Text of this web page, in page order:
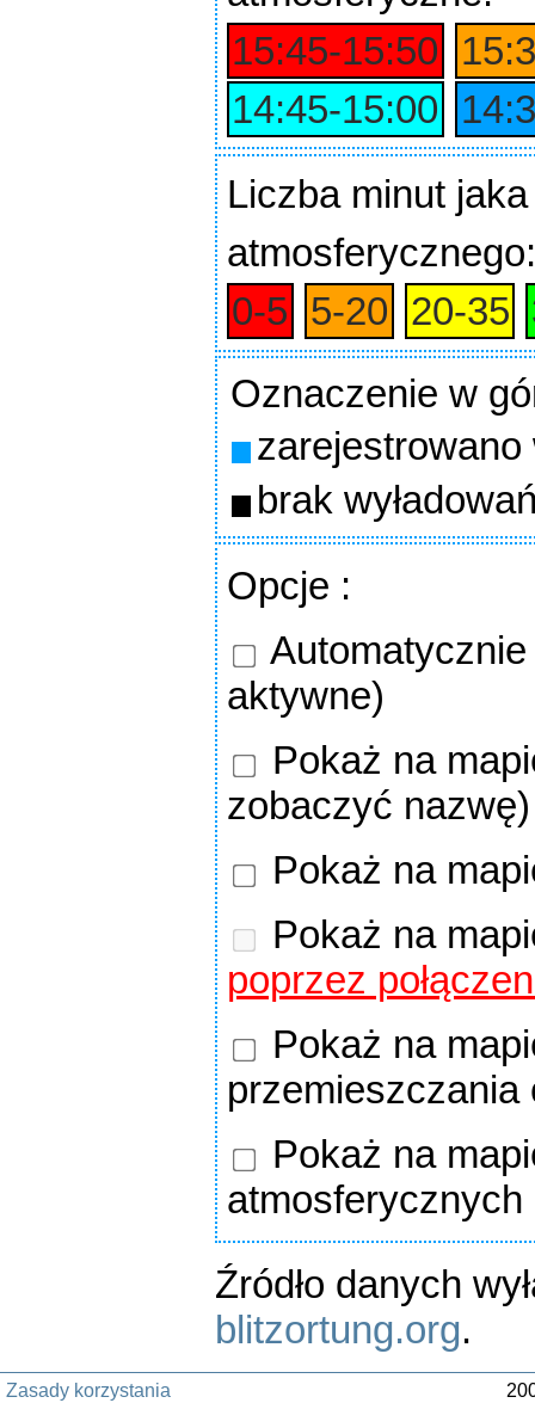
15:45‑15:50
14:45‑15:00
Liczba minut jaka
atmosferycznego:
0‑5 5‑20 20‑35
Oznaczenie w
zarejestrowano
brak
Opcje :
aktywne)
Pokaż na
zobaczyć nazwę)
Pokaż na
Pokaż na
poprzez
Pokaż na
Pokaż na
atmosferycznych
Źródło danych
blitzortung.org.
Zasady korzystania